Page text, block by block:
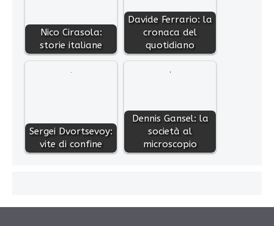
Nico Cirasola:
storie italiane
Davide Ferrario: la
cronaca del
quotidiano
Sergei Dvortsevoy:
vite di confine
Dennis Gansel: la
società al
microscopio